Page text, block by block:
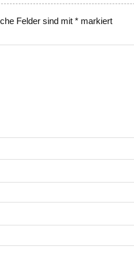
Felder sind mit* markiert